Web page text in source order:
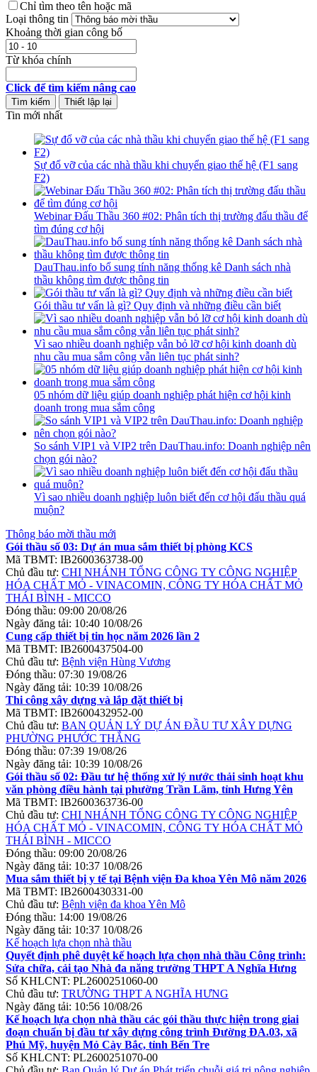
Chỉ tìm theo tên hoặc mã
Loại thông tin
Khoảng thời gian công bố
Từ khóa chính
Click để tìm kiếm nâng cao
Tin mới nhất
Sự đổ vỡ của các nhà thầu khi chuyển giao thế hệ (F1 sang
F2)
Webinar Đấu Thầu 360 #02: Phân tích thị trường đấu thầu để
tìm đúng cơ hội
DauThau.info bổ sung tính năng thống kê Danh sách nhà
thầu không tìm được thông tin
Gói thầu tư vấn là gì? Quy định và những điều cần biết
Vì sao nhiều doanh nghiệp vẫn bỏ lỡ cơ hội kinh doanh dù
nhu cầu mua sắm công vẫn liên tục phát sinh?
05 nhóm dữ liệu giúp doanh nghiệp phát hiện cơ hội kinh
doanh trong mua sắm công
So sánh VIP1 và VIP2 trên DauThau.info: Doanh nghiệp nên
chọn gói nào?
Vì sao nhiều doanh nghiệp luôn biết đến cơ hội đấu thầu quá
muộn?
Thông báo mời thầu mới
Gói thầu số 03: Dự án mua sắm thiết bị phòng KCS
Mã TBMT: IB2600363738-00
Chủ đầu tư: CHI NHÁNH TỔNG CÔNG TY CÔNG NGHIỆP
HÓA CHẤT MỎ - VINACOMIN, CÔNG TY HÓA CHẤT MỎ
THÁI BÌNH - MICCO
Đóng thầu: 09:00 20/08/26
Ngày đăng tải: 10:40 10/08/26
Cung cấp thiết bị tin học năm 2026 lần 2
Mã TBMT: IB2600437504-00
Chủ đầu tư: Bệnh viện Hùng Vương
Đóng thầu: 07:30 19/08/26
Ngày đăng tải: 10:39 10/08/26
Thi công xây dựng và lắp đặt thiết bị
Mã TBMT: IB2600432952-00
Chủ đầu tư: BAN QUẢN LÝ DỰ ÁN ĐẦU TƯ XÂY DỰNG
PHƯỜNG PHƯỚC THẮNG
Đóng thầu: 07:39 19/08/26
Ngày đăng tải: 10:39 10/08/26
Gói thầu số 02: Đầu tư hệ thống xử lý nước thải sinh hoạt khu
văn phòng điều hành tại phường Trần Lãm, tỉnh Hưng Yên
Mã TBMT: IB2600363736-00
Chủ đầu tư: CHI NHÁNH TỔNG CÔNG TY CÔNG NGHIỆP
HÓA CHẤT MỎ - VINACOMIN, CÔNG TY HÓA CHẤT MỎ
THÁI BÌNH - MICCO
Đóng thầu: 09:00 20/08/26
Ngày đăng tải: 10:37 10/08/26
Mua sắm thiết bị y tế tại Bệnh viện Đa khoa Yên Mô năm 2026
Mã TBMT: IB2600430331-00
Chủ đầu tư: Bệnh viện đa khoa Yên Mô
Đóng thầu: 14:00 19/08/26
Ngày đăng tải: 10:37 10/08/26
Kế hoạch lựa chọn nhà thầu
Quyết định phê duyệt kế hoạch lựa chọn nhà thầu Công trình:
Sửa chữa, cải tạo Nhà đa năng trường THPT A Nghĩa Hưng
Số KHLCNT: PL2600251060-00
Chủ đầu tư: TRƯỜNG THPT A NGHĨA HƯNG
Ngày đăng tải: 10:56 10/08/26
Kế hoạch lựa chọn nhà thầu các gói thầu thực hiện trong giai
đoạn chuẩn bị đầu tư xây dựng công trình Đường ĐA.03, xã
Phú Mỹ, huyện Mỏ Cày Bắc, tỉnh Bến Tre
Số KHLCNT: PL2600251070-00